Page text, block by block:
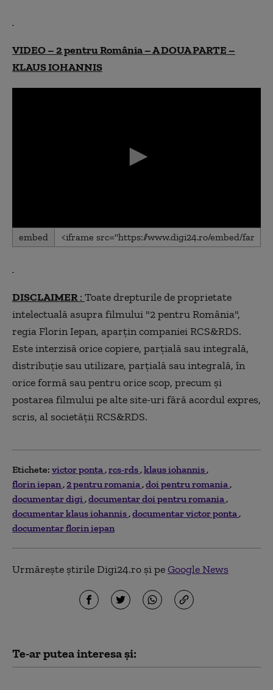
VIDEO – 2 pentru România – A DOUA PARTE –
KLAUS IOHANNIS
0
seconds
seconds
embed
DISCLAIMER: Toate drepturile de proprietate
intelectuală asupra filmului "2 pentru România",
regia Florin Iepan, aparţin companiei RCS&RDS.
Este interzisă orice copiere, parţială sau integrală,
distribuţie sau utilizare, parţială sau integrală, în
orice formă sau pentru orice scop, precum şi
postarea filmului pe alte site-uri fără acordul expres,
scris, al societăţii RCS&RDS.
Etichete: victor ponta rcs-rds klaus iohannis
florin iepan 2 pentru romania doi pentru romania
documentar digi documentar doi pentru romania
documentar klaus iohannis documentar victor ponta
documentar florin iepan
Urmărește știrile Digi24.ro și peGoogle News
Te-ar putea interesa și: